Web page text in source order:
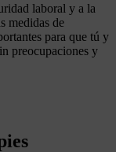
laboral y a la
medidas de
para que tú y
preocupaciones y